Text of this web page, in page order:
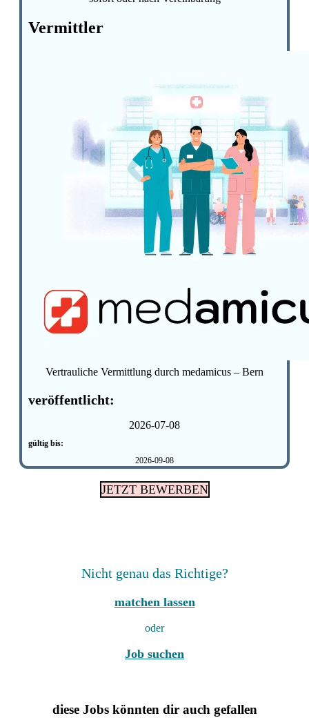
Vermittler
Vertrauliche Vermittlung durch medamicus – Bern
veröffentlicht:
2026-07-08
gültig bis:
2026-09-08
JETZT BEWERBEN
Nicht genau das Richtige?
matchen lassen
oder
Job suchen
diese Jobs könnten dir auch gefallen